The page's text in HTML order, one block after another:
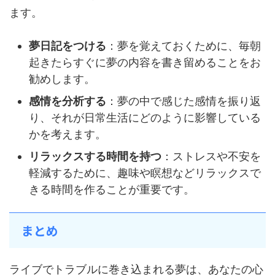
ます。
夢日記をつける ：夢を覚えておくために、毎朝
起きたらすぐに夢の内容を書き留めることをお
勧めします。
感情を分析する ：夢の中で感じた感情を振り返
り、それが日常生活にどのように影響している
かを考えます。
リラックスする時間を持つ ：ストレスや不安を
軽減するために、趣味や瞑想などリラックスで
きる時間を作ることが重要です。
まとめ
ライブでトラブルに巻き込まれる夢は、あなたの心